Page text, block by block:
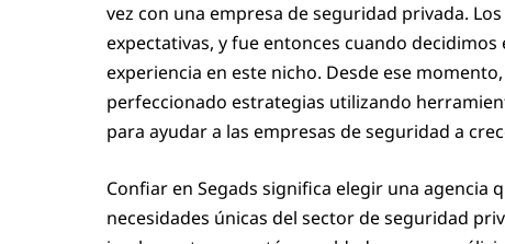
vez con una empresa de seguridad privada.
expectativas, y fue entonces cuando
experiencia en este nicho. Desde ese
perfeccionado estrategias utilizando
para ayudar a las empresas de seguridad a
Confiar en Segads significa elegir una agencia
necesidades únicas del sector de seguridad